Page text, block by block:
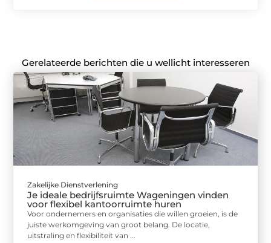
Gerelateerde berichten die u wellicht interesseren
Zakelijke Dienstverlening
Je ideale bedrijfsruimte Wageningen vinden
voor flexibel kantoorruimte huren
Voor ondernemers en organisaties die willen groeien, is de
juiste werkomgeving van groot belang. De locatie,
uitstraling en flexibiliteit van ...